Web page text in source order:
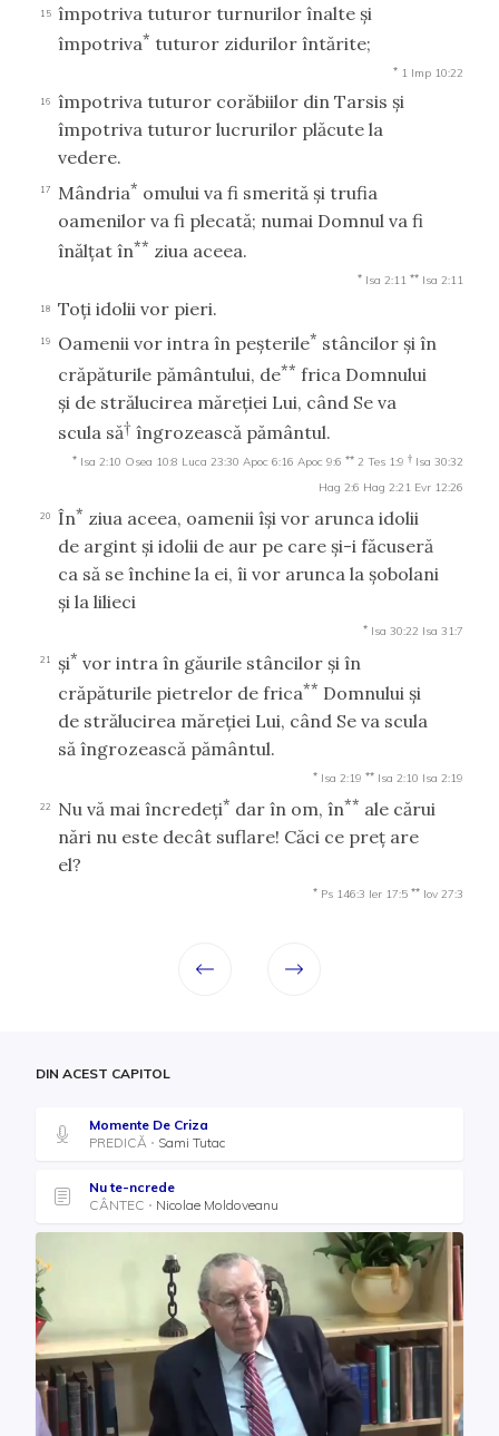
15 împotriva tuturor turnurilor înalte şi
împotriva* tuturor zidurilor întărite;
* 1 Imp 10:22
16
împotriva tuturor corăbiilor din Tarsis şi
împotriva tuturor lucrurilor plăcute la
vedere.
17 Mândria* omului va fi smerită şi trufia
oamenilor va fi plecată; numai Domnul va fi
înălţat în** ziua aceea.
* Isa 2:11 ** Isa 2:11
18 Toţi idolii vor pieri.
19 Oamenii vor intra în peşterile* stâncilor şi în
crăpăturile pământului, de** frica Domnului
şi de strălucirea măreţiei Lui, când Se va
scula să† îngrozească pământul.
* Isa 2:10 Osea 10:8 Luca 23:30 Apoc 6:16 Apoc 9:6 ** 2 Tes 1:9 † Isa 30:32
Hag 2:6 Hag 2:21 Evr 12:26
20 În* ziua aceea, oamenii îşi vor arunca idolii
de argint şi idolii de aur pe care şi-i făcuseră
ca să se închine la ei, îi vor arunca la şobolani
şi la lilieci
* Isa 30:22 Isa 31:7
21 şi* vor intra în găurile stâncilor şi în
crăpăturile pietrelor de frica** Domnului şi
de strălucirea măreţiei Lui, când Se va scula
să îngrozească pământul.
* Isa 2:19 ** Isa 2:10 Isa 2:19
22 Nu vă mai încredeţi* dar în om, în** ale cărui
nări nu este decât suflare! Căci ce preţ are
el?
* Ps 146:3 Ier 17:5 ** Iov 27:3
DIN ACEST CAPITOL
Momente De Criza
PREDICĂ
Sami Tutac
Nu te-ncrede
CÂNTEC
Nicolae Moldoveanu